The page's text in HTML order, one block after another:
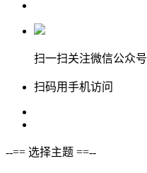
扫一扫关注微信公众号
扫码用手机访问
--== 选择主题 ==--